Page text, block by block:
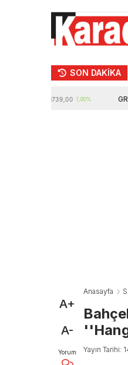
SON DAKİKA
10739,00 1,00% GRAM
A+
A-
Yorum
Anasayfa
Yayın Tarihi: